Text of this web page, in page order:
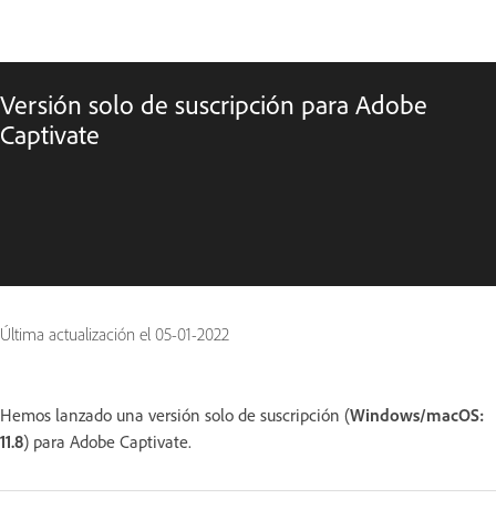
Versión solo de suscripción para Adobe
Captivate
Última actualización el 05-01-2022
Hemos lanzado una versión solo de suscripción (Windows/macOS:
11.8) para Adobe Captivate.